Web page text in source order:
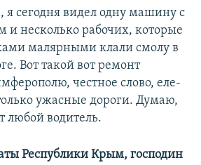
я сегодня видел одну машину с
и несколько рабочих, которые
малярными клали смолу в
Вот такой вот ремонт
честное слово, еле-
ужасные дороги. Думаю,
любой водитель.
Республики Крым, господин